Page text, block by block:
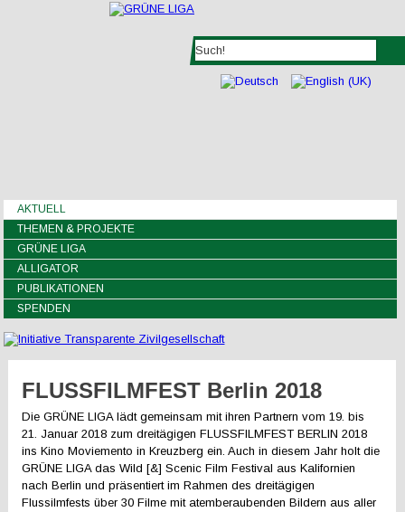
AKTUELL
THEMEN & PROJEKTE
GRÜNE LIGA
ALLIGATOR
PUBLIKATIONEN
SPENDEN
FLUSSFILMFEST Berlin 2018
Die GRÜNE LIGA lädt gemeinsam mit ihren Partnern vom 19. bis
21. Januar 2018 zum dreitägigen FLUSSFILMFEST BERLIN 2018
ins Kino Moviemento in Kreuzberg ein. Auch in diesem Jahr holt die
GRÜNE LIGA das Wild [&] Scenic Film Festival aus Kalifornien
nach Berlin und präsentiert im Rahmen des dreitägigen
Flussilmfests über 30 Filme mit atemberaubenden Bildern aus aller